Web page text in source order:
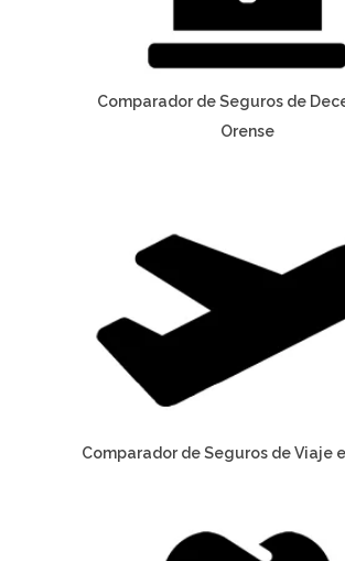
Comparador de Seguros de
Orense
Comparador de Seguros de Viaje